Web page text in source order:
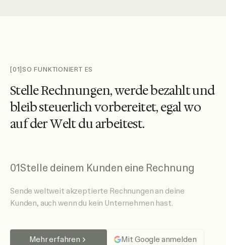
[01]SO FUNKTIONIERT ES
StelleRechnungen,werdebezahltund
bleibsteuerlichvorbereitet,egalwo
aufderWeltduarbeitest.
01Stelle deinem Kunden eine Rechnung
Sende weltweit akzeptierte Rechnungen an deine
Kunden, auch wenn du kein Unternehmen hast.
Mehr erfahren Mit Google anmelden